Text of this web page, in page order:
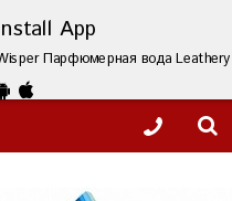
App
Парфюмерная вода